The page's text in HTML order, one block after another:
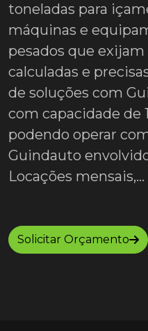
toneladas para
máquinas e
pesados que
calculadas e
de soluções com
com capacidade de
podendo operar
Guindauto
Locações mensais,...
Solicitar Orçamento